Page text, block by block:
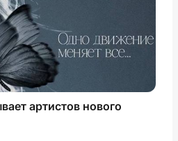
артистов нового